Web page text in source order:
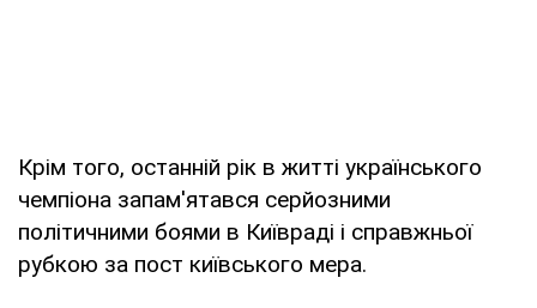
Крім того, останній рік в житті українського
чемпіона запам'ятався серйозними
політичними боями в Київраді і справжньої
рубкою за пост київського мера.